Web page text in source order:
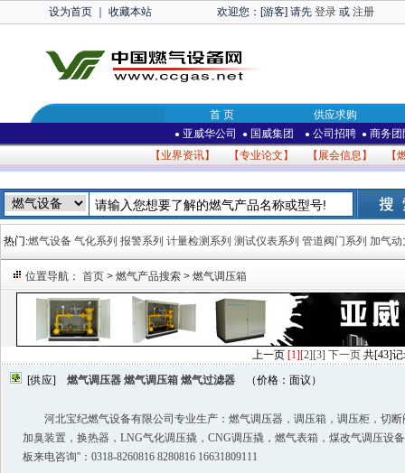
设为首页｜ 收藏本站 欢迎您：[游客] 请先 登录 或 注册
首 页 供应求购
● 亚威华公司 ● 国威集团 ● 公司招聘 ● 商务团
【业界资讯】 【专业论文 】 【 展会信息 】 【
热门:燃气设备 气化系列 报警系列 计量检测系列 测试仪表系列 管道阀门系列 加气动
位置导航： 首页 > 燃气产品搜索 > 燃气调压箱
上一页 [1] [2] [3] 下一页 共[43]记
[供应] 燃气调压器 燃气调压箱 燃气过滤器 （价格：面议）
河北宝纪燃气设备有限公司专业生产：燃气调压器，调压箱，调压柜，切
加臭装置，换热器，LNG气化调压撬，CNG调压撬，燃气表箱，煤改气调压设
板来电咨询️''：0318-8260816 8280816 16631809111